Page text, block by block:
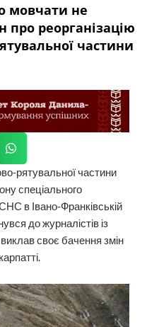
мовчати не
про реорганізацію
частини
рятувальної частини
спеціального
в Івано-Франківській
до журналістів із
своє бачення змін